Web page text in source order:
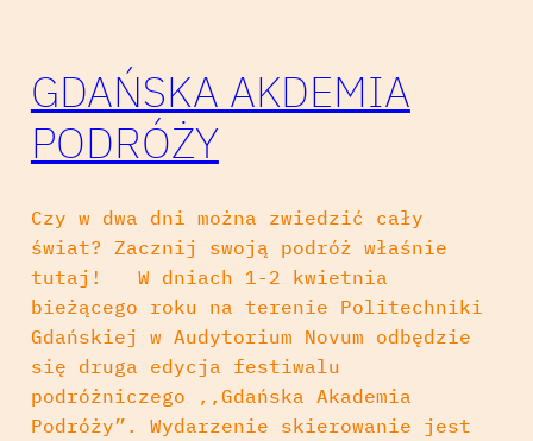
GDAŃSKA AKDEMIA
PODRÓŻY
Czy w dwa dni można zwiedzić cały
świat? Zacznij swoją podróż właśnie
tutaj! W dniach 1-2 kwietnia
bieżącego roku na terenie Politechniki
Gdańskiej w Audytorium Novum odbędzie
się druga edycja festiwalu
podróżniczego ,,Gdańska Akademia
Podróży”. Wydarzenie skierowanie jest